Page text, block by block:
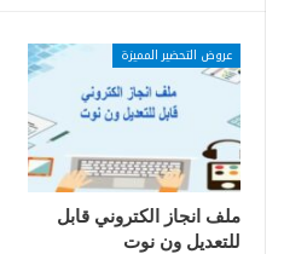
عروض التحضير المميزة
ملف انجاز الكتروني قابل
للتعديل ون نوت